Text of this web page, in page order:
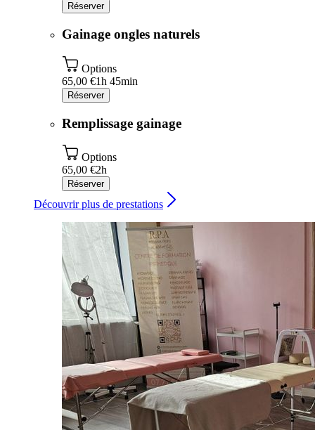
Réserver
Gainage ongles naturels
Options
65,00 €1h 45min
Réserver
Remplissage gainage
Options
65,00 €2h
Réserver
Découvrir plus de prestations